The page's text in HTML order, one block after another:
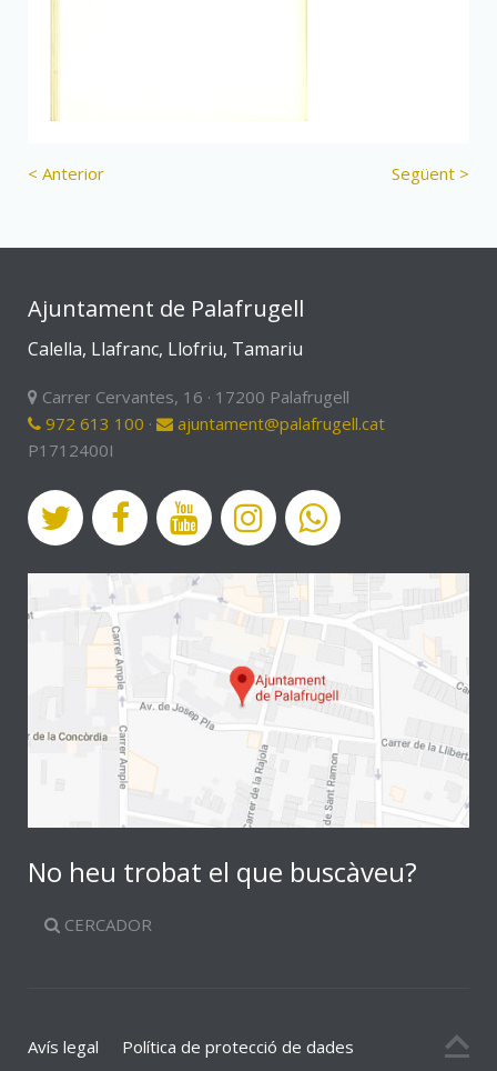
< Anterior Següent >
Ajuntament de Palafrugell
Calella, Llafranc, Llofriu, Tamariu
Carrer Cervantes, 16 · 17200 Palafrugell
972 613 100 ·
ajuntament@palafrugell.cat
P1712400I
No heu trobat el que buscàveu?
CERCADOR
Avís legal
Política de protecció de dades